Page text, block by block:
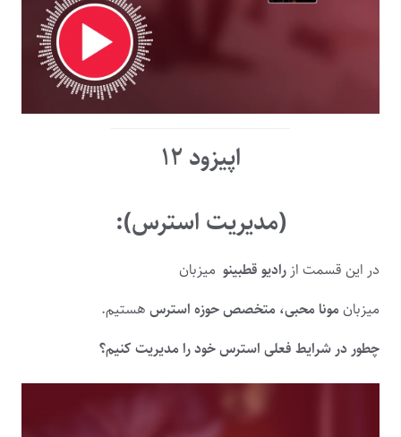
اپیزود ۱۲
(مدیریت استرس):
در این قسمت از رادیو قطبینو میزبان
میزبان مونا محبی، متخصص حوزه استرس هستیم.
چطور در شرایط فعلی استرس خود را مدیریت کنیم؟